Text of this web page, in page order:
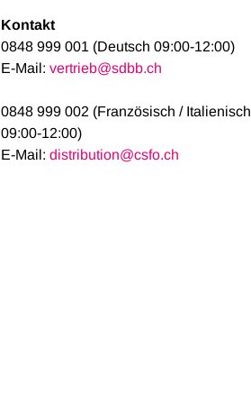
Kontakt
0848 999 001 (Deutsch 09:00-12:00)
E-Mail: vertrieb@sdbb.ch
0848 999 002 (Französisch / Italienisch
09:00-12:00)
E-Mail: distribution@csfo.ch